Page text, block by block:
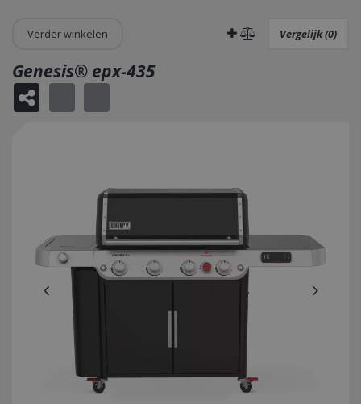
Verder winkelen Vergelijk (0)
Genesis® epx-435